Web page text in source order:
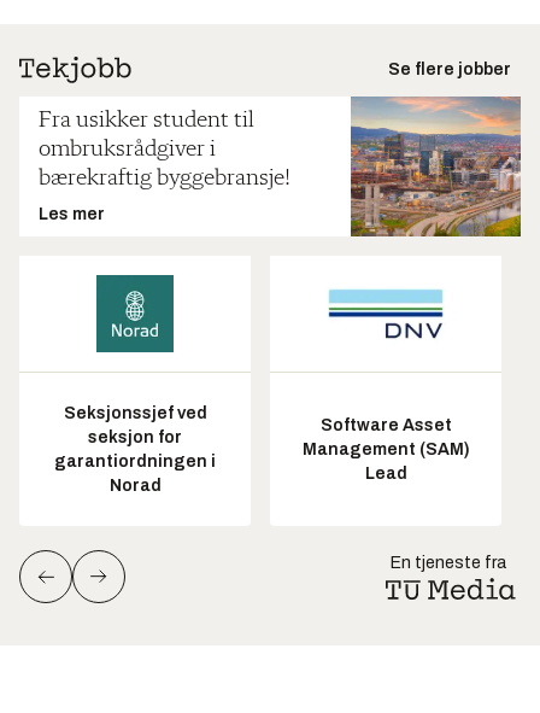
Se flere jobber
Fra usikker student til
ombruksrådgiver i
bærekraftig byggebransje!
Les mer
Seksjonssjef ved
seksjon for
garantiordningen i
Norad
Software Asset
Management (SAM)
Lead
En tjeneste fra